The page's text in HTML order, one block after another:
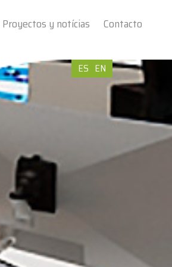
Proyectos y notícias Contacto
ES EN